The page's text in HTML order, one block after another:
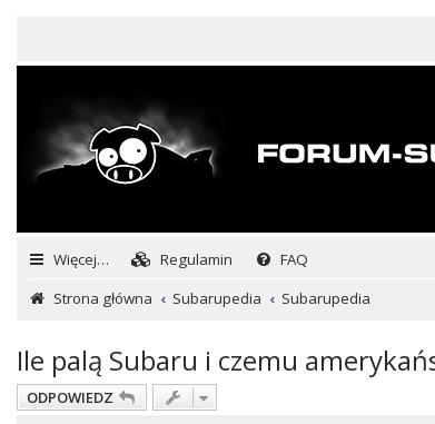
Więcej… Regulamin FAQ
Strona główna
Subarupedia Subarupedia
Ile palą Subaru i czemu
ODPOWIEDZ